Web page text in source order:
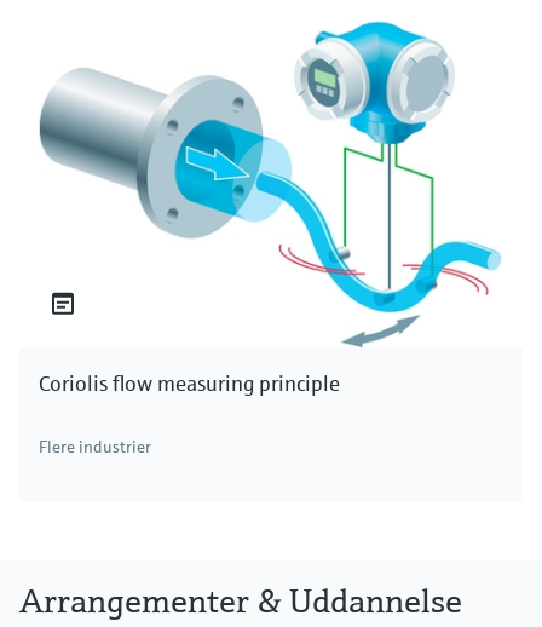
Coriolis flow measuring principle
Flere industrier
Arrangementer & Uddannelse